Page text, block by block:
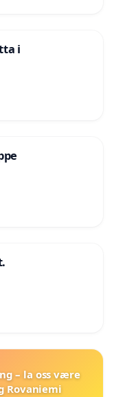
i
– la oss være
Rovaniemi